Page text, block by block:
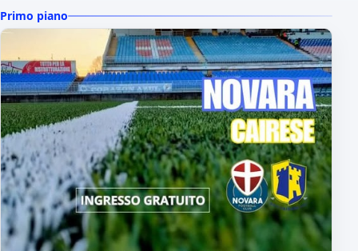
Primo piano